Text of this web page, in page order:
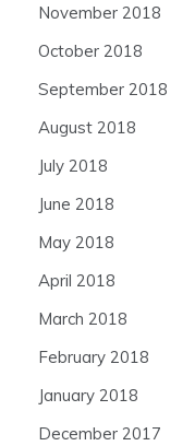
November 2018
October 2018
September 2018
August 2018
July 2018
June 2018
May 2018
April 2018
March 2018
February 2018
January 2018
December 2017